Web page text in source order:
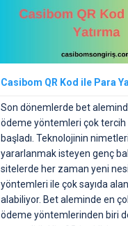
Casibom QR Kod ile Para
Son dönemlerde bet
ödeme yöntemleri çok tercih
başladı. Teknolojinin
yararlanmak isteyen genç
sitelerde her zaman yeni
yöntemleri ile çok sayıda
alabiliyor. Bet aleminde en
ödeme yöntemlerinden biri